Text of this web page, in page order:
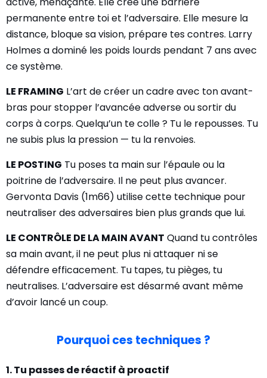
permanente entre toi et l’adversaire. Elle mesure la
distance, bloque sa vision, prépare tes contres. Larry
Holmes a dominé les poids lourds pendant 7 ans avec
ce système.
LE FRAMING L’art de créer un cadre avec ton avant-
bras pour stopper l’avancée adverse ou sortir du
corps à corps. Quelqu’un te colle ? Tu le repousses. Tu
ne subis plus la pression — tu la renvoies.
LE POSTING Tu poses ta main sur l’épaule ou la
poitrine de l’adversaire. Il ne peut plus avancer.
Gervonta Davis (1m66) utilise cette technique pour
neutraliser des adversaires bien plus grands que lui.
LE CONTRÔLE DE LA MAIN AVANT Quand tu contrôles
sa main avant, il ne peut plus ni attaquer ni se
défendre efficacement. Tu tapes, tu pièges, tu
neutralises. L’adversaire est désarmé avant même
d’avoir lancé un coup.
Pourquoi ces techniques ?
1. Tu passes de réactif à proactif